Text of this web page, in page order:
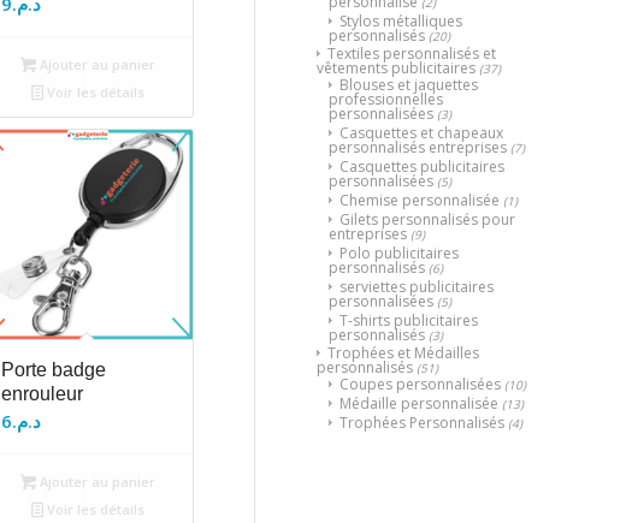
Ajouter au panier
Voir les détails
Porte badge
enrouleur
د.م.6
Ajouter au panier
Voir les détails
Stylos métalliques
personnalisés (20)
Textiles personnalisés et
vêtements publicitaires (37)
Blouses et jaquettes
professionnelles
personnalisées (3)
Casquettes et chapeaux
personnalisés entreprises (7)
Casquettes publicitaires
personnalisées (5)
Chemise personnalisée (1)
Gilets personnalisés pour
entreprises (9)
Polo publicitaires
personnalisés (6)
serviettes publicitaires
personnalisées (5)
T-shirts publicitaires
personnalisés (3)
Trophées et Médailles
personnalisés (51)
Coupes personnalisées (10)
Médaille personnalisée (13)
Trophées Personnalisés (4)